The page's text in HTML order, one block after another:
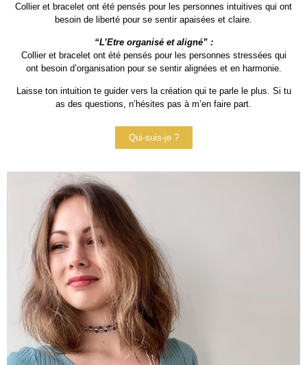
Collier et bracelet ont été pensés pour les personnes intuitives qui ont
besoin de liberté pour se sentir apaisées et claire.
“L’Etre organisé et aligné” :
Collier et bracelet ont été pensés pour les personnes stressées qui
ont besoin d’organisation pour se sentir alignées et en harmonie.
Laisse ton intuition te guider vers la création qui te parle le plus. Si tu
as des questions, n’hésites pas à m’en faire part.
Qui-suis-je ?